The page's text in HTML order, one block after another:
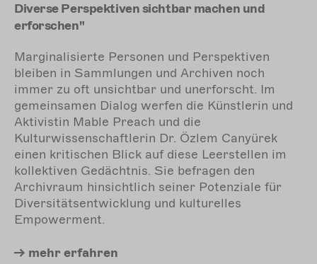
Diverse Perspektiven sichtbar machen und
erforschen"
Marginalisierte Personen und Perspektiven
bleiben in Sammlungen und Archiven noch
immer zu oft unsichtbar und unerforscht. Im
gemeinsamen Dialog werfen die Künstlerin und
Aktivistin Mable Preach und die
Kulturwissenschaftlerin Dr. Özlem Canyürek
einen kritischen Blick auf diese Leerstellen im
kollektiven Gedächtnis. Sie befragen den
Archivraum hinsichtlich seiner Potenziale für
Diversitätsentwicklung und kulturelles
Empowerment.
mehr erfahren